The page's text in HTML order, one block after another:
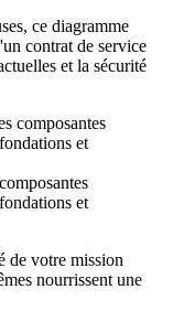
ce diagramme
contrat de service
et la sécurité
et
de votre mission
nourrissent une